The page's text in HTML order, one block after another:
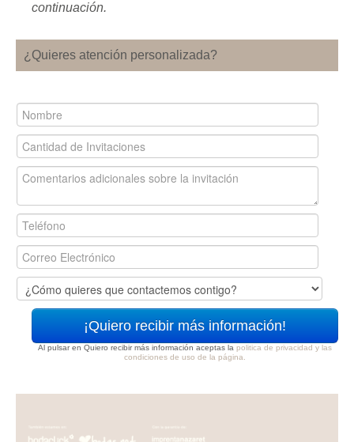
continuación.
¿Quieres atención personalizada?
¡Quiero recibir más información!
Al pulsar en Quiero recibir más información aceptas la politica de privacidad y las
condiciones de uso de la página.